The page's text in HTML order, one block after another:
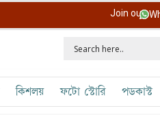
Join our
কিশলয় ফটো স্টোরি পডকাস্ট